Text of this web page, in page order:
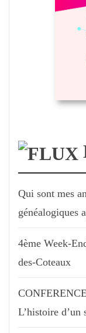
Qui sont mes
généalogiques
4ème Week-
des-Coteaux
L’histoire d’un